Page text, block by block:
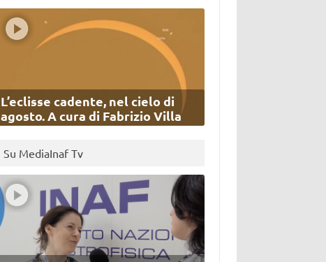
L’eclisse cadente, nel cielo di
agosto. A cura di Fabrizio Villa
Su MediaInaf Tv